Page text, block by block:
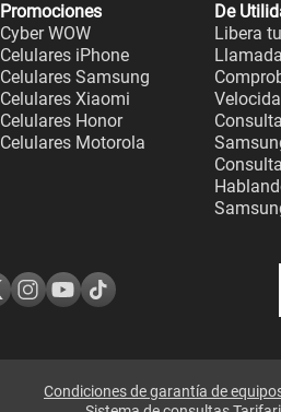
Promociones
Cyber WOW
Celulares iPhone
Celulares Samsung
Celulares Xiaomi
Celulares Honor
Celulares Motorola
De
Libera
Condiciones de garantía de